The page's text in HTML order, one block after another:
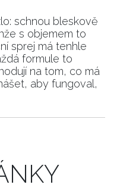
schnou bleskově
s objemem to
sprej má tenhle
formule to
na tom, co má
aby fungoval,